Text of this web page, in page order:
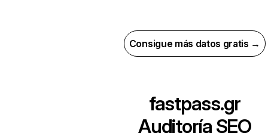
Consigue más datos gratis →
fastpass.gr
Auditoría SEO